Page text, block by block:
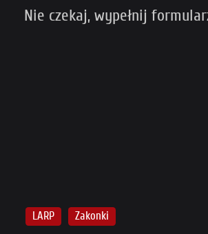
Nie czekaj, wypełnij
LARP Zakonki